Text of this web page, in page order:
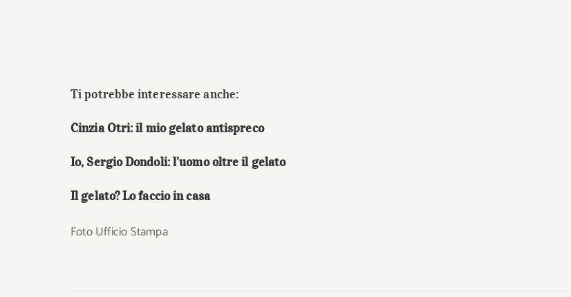
Ti potrebbe interessare anche:
Cinzia Otri: il mio gelato antispreco
Io, Sergio Dondoli: l’uomo oltre il gelato
Il gelato? Lo faccio in casa
Foto Ufficio Stampa